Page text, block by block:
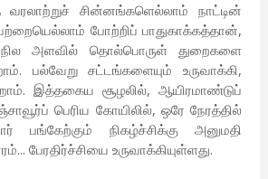
சின்னங்களெல்லாம் நாட்டின்
போற்றிப் பாதுகாக்கத்தான்,
அளவில் தொல்பொருள் துறைகளை
பல்வேறு சட்டங்களையும் உருவாக்கி,
இத்தகைய சூழலில், ஆயிரமாண்டுப்
பெரிய கோயிலில், ஒரே நேரத்தில்
பங்கேற்கும் நிகழ்ச்சிக்கு அனுமதி
பேரதிர்ச்சியை உருவாக்கியுள்ளது.